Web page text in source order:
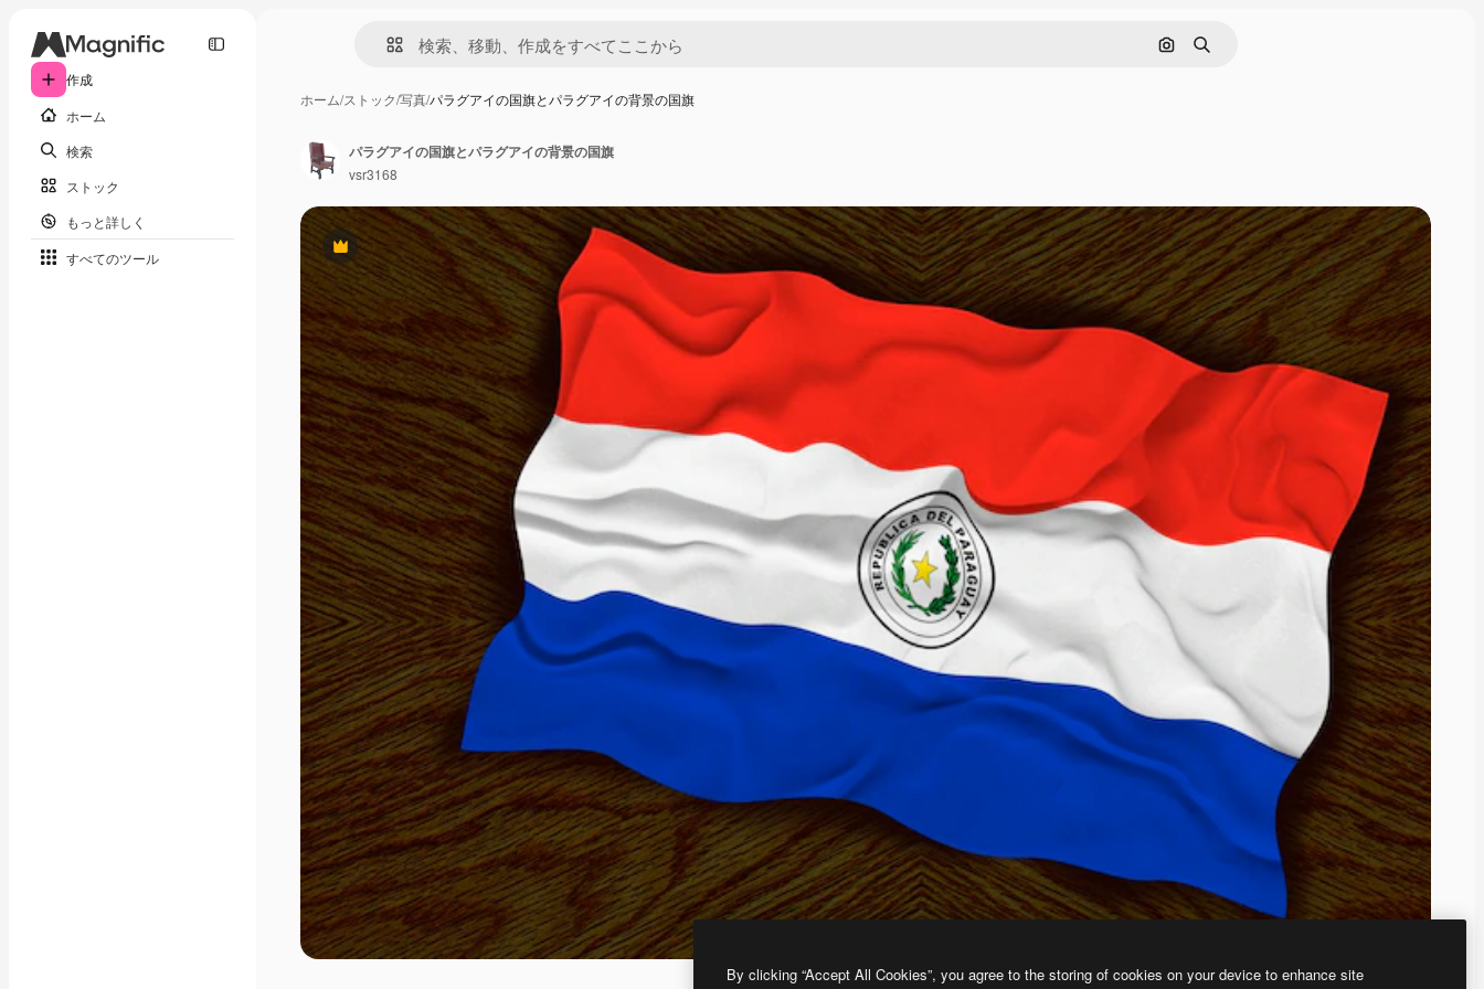
作成
ホーム
検索
ストック
もっと詳しく
すべてのツール
画像で検索
検索
ホーム/ストック/写真/パラグアイの国旗とパラグアイの背景の国旗
Premium
パラグアイの国旗とパラグアイの背景の国旗
vsr3168
By clicking “Accept All Cookies”, you agree to the storing of cookies on your device to enhance site